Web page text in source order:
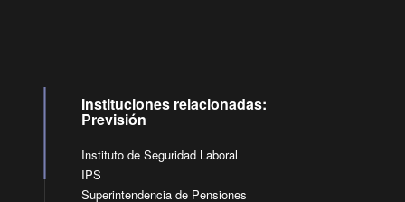
Instituciones relacionadas:
Previsión
Instituto de Seguridad Laboral
IPS
Superintendencia de Pensiones